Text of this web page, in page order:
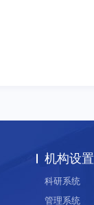
机构设置
科研系统
管理系统